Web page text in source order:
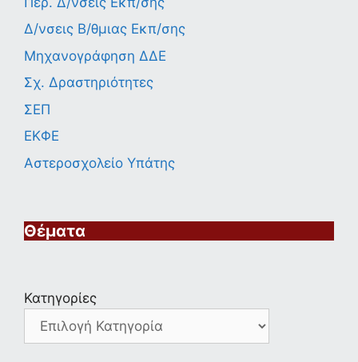
Δ/νσεις Β/θμιας Εκπ/σης
Μηχανογράφηση ΔΔΕ
Σχ. Δραστηριότητες
ΣΕΠ
ΕΚΦΕ
Αστεροσχολείο Υπάτης
Θέματα
Κατηγορίες